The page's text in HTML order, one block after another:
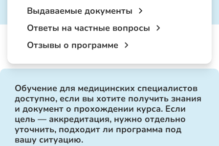
Выдаваемые документы
Ответы на частные вопросы
Отзывы о программе
Обучение для медицинских специалистов
доступно, если вы хотите получить знания
и документ о прохождении курса. Если
цель — аккредитация, нужно отдельно
уточнить, подходит ли программа под
вашу ситуацию.